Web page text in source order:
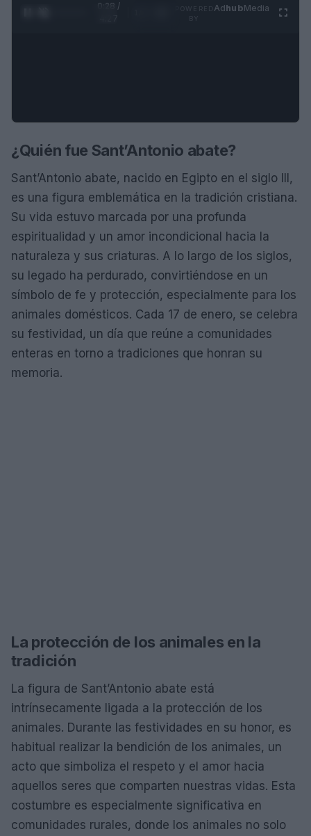
0:29 /
AdhubMedia
¿Quién fue Sant’Antonio abate?
Sant’Antonio abate, nacido en Egipto en el siglo III,
es una figura emblemática en la tradición cristiana.
Su vida estuvo marcada por una profunda
espiritualidad y un amor incondicional hacia la
naturaleza y sus criaturas. A lo largo de los siglos,
su legado ha perdurado, convirtiéndose en un
símbolo de fe y protección, especialmente para los
animales domésticos. Cada 17 de enero, se celebra
su festividad, un día que reúne a comunidades
enteras en torno a tradiciones que honran su
memoria.
La protección de los animales en la
tradición
La figura de Sant’Antonio abate está
intrínsecamente ligada a la protección de los
animales. Durante las festividades en su honor, es
habitual realizar la bendición de los animales, un
acto que simboliza el respeto y el amor hacia
aquellos seres que comparten nuestras vidas. Esta
costumbre es especialmente significativa en
comunidades rurales, donde los animales no solo